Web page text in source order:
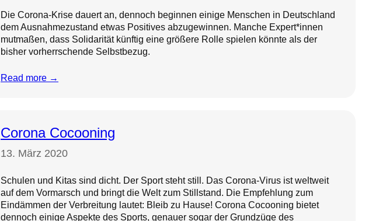
Die Corona-Krise dauert an, dennoch beginnen einige Menschen in Deutschland
dem Ausnahmezustand etwas Positives abzugewinnen. Manche Expert*innen
mutmaßen, dass Solidarität künftig eine größere Rolle spielen könnte als der
bisher vorherrschende Selbstbezug.
Read more →
Corona Cocooning
13. März 2020
Schulen und Kitas sind dicht. Der Sport steht still. Das Corona-Virus ist weltweit
auf dem Vormarsch und bringt die Welt zum Stillstand. Die Empfehlung zum
Eindämmen der Verbreitung lautet: Bleib zu Hause! Corona Cocooning bietet
dennoch einige Aspekte des Sports, genauer sogar der Grundzüge des